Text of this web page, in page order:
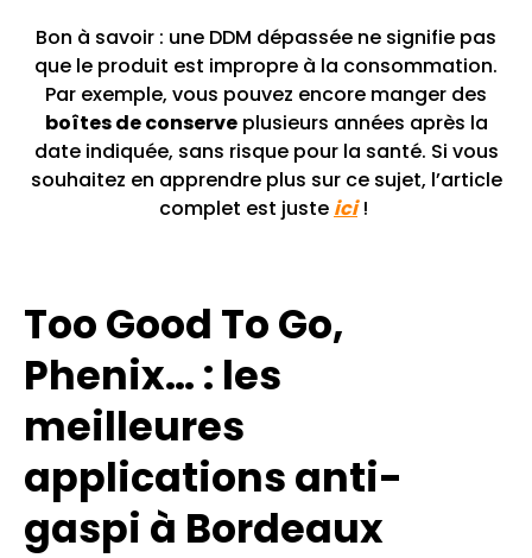
Bon à savoir : une DDM dépassée ne signifie pas
que le produit est impropre à la consommation.
Par exemple, vous pouvez encore manger des
boîtes de conserveplusieurs années après la
date indiquée, sans risque pour la santé. Si vous
souhaitez en apprendre plus sur ce sujet, l’article
complet est juste ici!
Too Good To Go,
Phenix… : les
meilleures
applications anti-
gaspi à Bordeaux